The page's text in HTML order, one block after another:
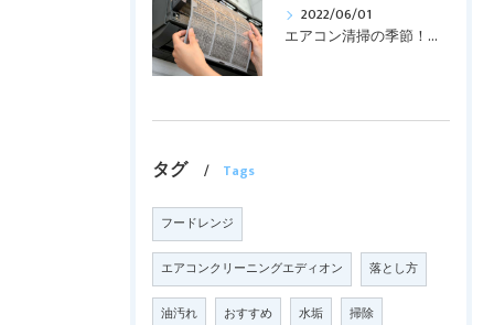
2022/06/01
エアコン清掃の季節！！！
タグ Tags
フードレンジ
エアコンクリーニングエディオン 落とし方
油汚れ おすすめ 水垢 掃除